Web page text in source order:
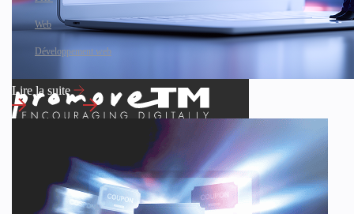
Web
Développement web
Lire la suite